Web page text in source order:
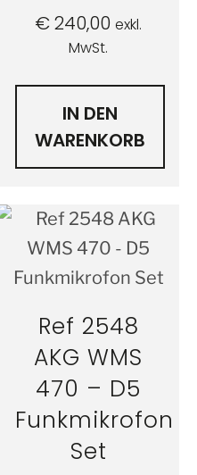
€240,00 exkl.
MwSt.
IN DEN
WARENKORB
Ref 2548
AKG WMS
470 – D5
Funkmikrofon
Set